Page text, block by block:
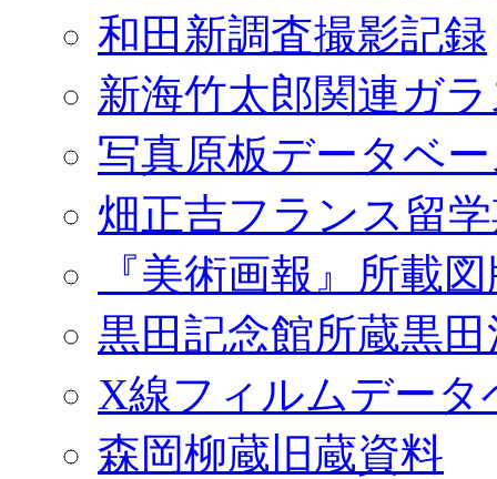
和田新調査撮影記録
新海竹太郎関連ガ
写真原板データベ
畑正吉フランス留
『美術画報』所載
黒田記念館所蔵黒
X線フィルムデータ
森岡柳蔵旧蔵資料